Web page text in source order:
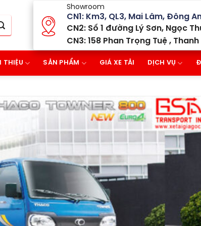
Showroom
CN1: Km3, QL3, Mai Lâm, Đông
CN2: Số 1 đường Lý Sơn, Ngọc
CN3: 158 Phan Trọng Tuệ ,
THIỆU SẢN PHẨM GIÁ XE TẢI DỊCH VỤ